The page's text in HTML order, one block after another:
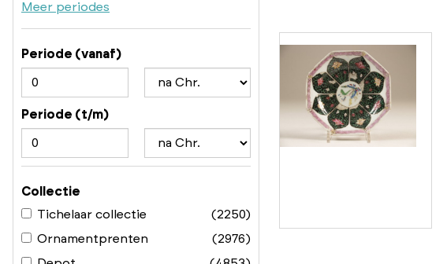
Meer periodes
Periode (vanaf)
Periode (t/m)
Collectie
Tichelaar collectie
(2250)
Ornamentprenten
(2976)